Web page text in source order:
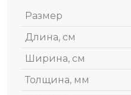
Размер
Длина, см
Ширина, см
Толщина, мм